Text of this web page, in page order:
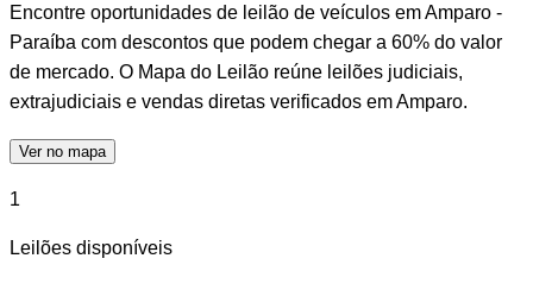
Encontre oportunidades de leilão de veículos em Amparo -
Paraíba com descontos que podem chegar a 60% do valor
de mercado. O Mapa do Leilão reúne leilões judiciais,
extrajudiciais e vendas diretas verificados em Amparo.
Ver no mapa
1
Leilões disponíveis